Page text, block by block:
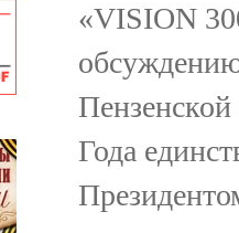
«VISION
Года